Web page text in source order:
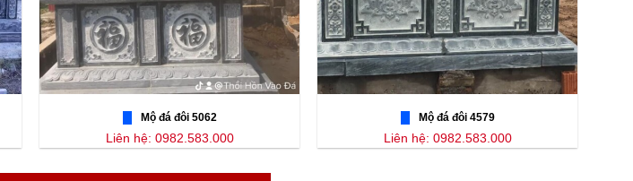
Mộ đá đôi 5062
Liên hệ: 0982.583.000
Mộ đá đôi 4579
Liên hệ: 0982.583.000